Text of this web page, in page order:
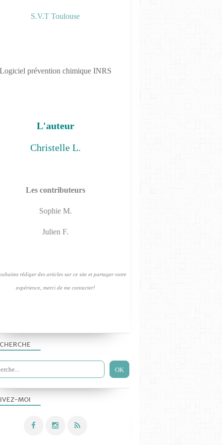
LES TP PHYS-CHIM 2019
MOI
S.V.T Toulouse
prévention chimique INRS
L'auteur
Christelle L.
Les contributeurs
Sophie M.
Julien F.
rédiger des articles sur ce site et partager votre
expérience, merci de me contacter!